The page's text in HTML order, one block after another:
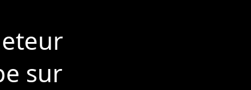
sur